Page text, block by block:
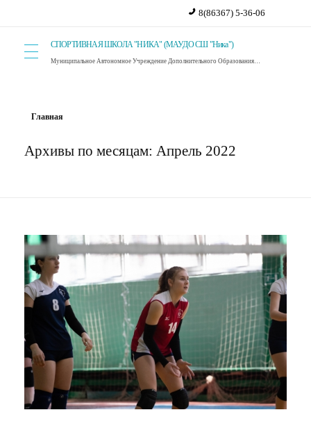
8(86367) 5-36-06
СПОРТИВНАЯ ШКОЛА "НИКА" (МАУДО СШ "Ника")
Муниципальное Автономное Учреждение Дополнительного Образования Спортивная Школа "Ника". г. Красный Сулин.
Главная
Архивы по месяцам: Апрель 2022